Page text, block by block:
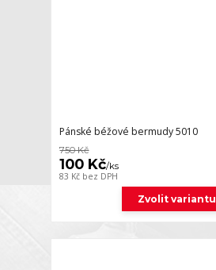
Pánské béžové bermudy 5010
750 Kč
100 Kč/ks
83 Kč bez DPH
Zvolit variantu